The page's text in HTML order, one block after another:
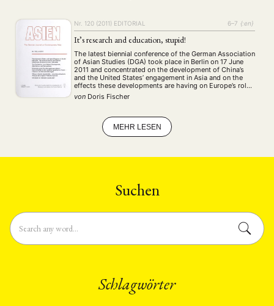
MITGLIEDSCHAFT
MITGLIEDERBEREICH
ENGLISH
Nr. 120 (2011) EDITORIAL 6–7 {:en}
It’s research and education, stupid!
The latest biennial conference of the German Association
of Asian Studies (DGA) took place in Berlin on 17 June
2011 and concentrated on the development of China’s
and the United States’ engagement in Asia and on the
effects these developments are having on Europe’s role
in Asia. The conference included a number of interesting
presentations, …
von Doris Fischer
MEHR LESEN
Suchen
Schlagwörter